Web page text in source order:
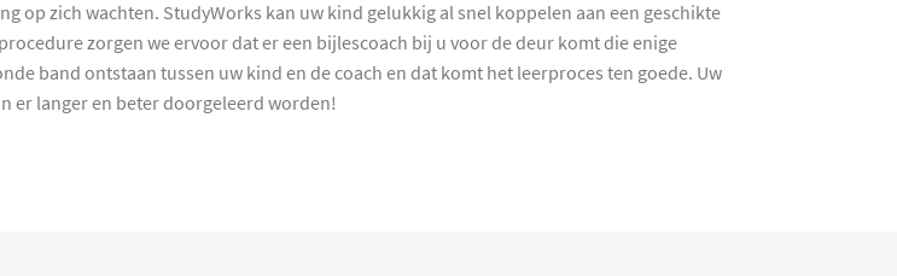
op zich wachten. StudyWorks kan uw kind gelukkig al snel koppelen aan een geschikte
zorgen we ervoor dat er een bijlescoach bij u voor de deur komt die enige
band ontstaan tussen uw kind en de coach en dat komt het leerproces ten goede. Uw
er langer en beter doorgeleerd worden!